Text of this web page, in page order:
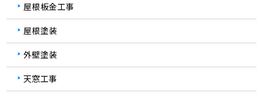
屋根板金工事
屋根塗装
外壁塗装
天窓工事